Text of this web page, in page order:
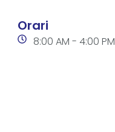
Orari
8:00 AM - 4:00 PM